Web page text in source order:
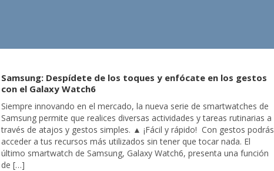
Samsung: Despídete de los toques y enfócate en los gestos
con el Galaxy Watch6
Siempre innovando en el mercado, la nueva serie de smartwatches de
Samsung permite que realices diversas actividades y tareas rutinarias a
través de atajos y gestos simples. ▲ ¡Fácil y rápido! Con gestos podrás
acceder a tus recursos más utilizados sin tener que tocar nada. El
último smartwatch de Samsung, Galaxy Watch6, presenta una función
de […]